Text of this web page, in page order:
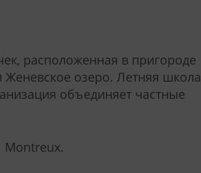
расположенная в пригороде
Женевское озеро. Летняя школа
объединяет частные
Montreux.